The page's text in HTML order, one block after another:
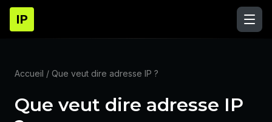
IP
Accueil / Que veut dire adresse IP ?
Que veut dire adresse IP